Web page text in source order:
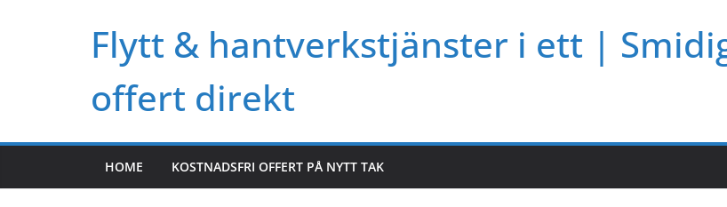
Flytt & hantverkstjänster i ett |
offert direkt
HOME KOSTNADSFRI OFFERT PÅ NYTT TAK